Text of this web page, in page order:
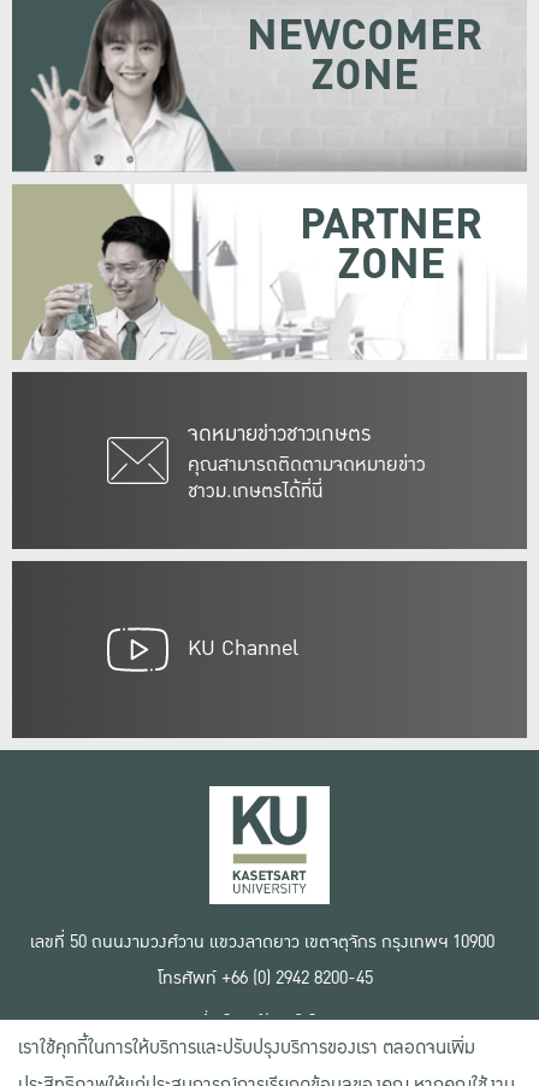
จดหมายข่าวชาวเกษตร
คุณสามารถติดตามจดหมายข่าว
ชาวม.เกษตรได้ที่นี่
NEWCOMER
ZONE
PARTNER
ZONE
KU Channel
เลขที่ 50 ถนนงามวงศ์วาน แขวงลาดยาว เขตจตุจักร กรุงเทพฯ 10900
โทรศัพท์ +66 (0) 2942 8200-45
เงื่อนไขการใช้งานเว็บไซต์
ข้อตกลงด้านสิทธิ์ใช้งาน
นโยบายความเป็นส่วนตัว
เราใช้คุกกี้ในการให้บริการและปรับปรุงบริการของเรา ตลอดจนเพิ่ม